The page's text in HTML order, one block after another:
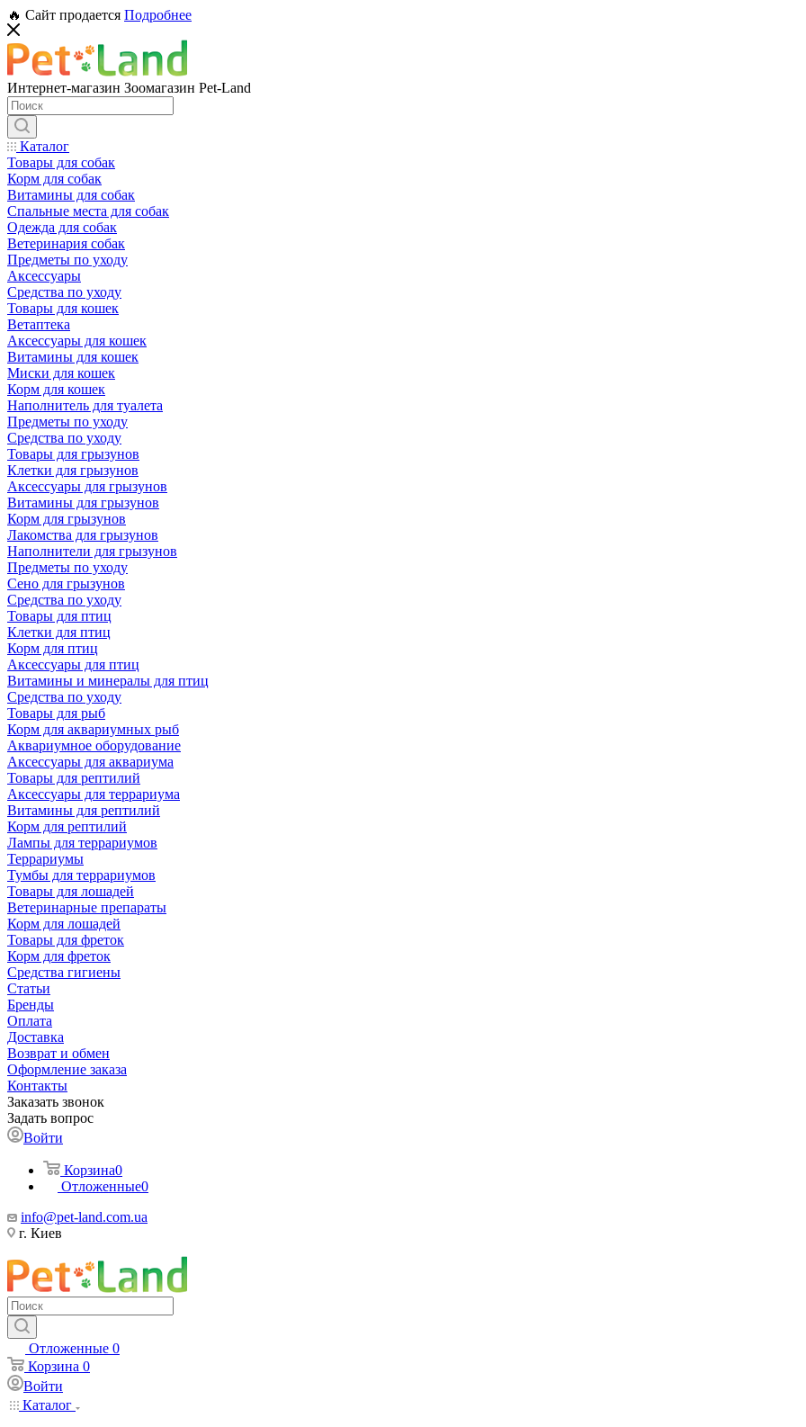
🔥 Сайт продается Подробнее
Интернет-магазин Зоомагазин Pet-Land
Каталог
Товары для собак
Корм для собак
Витамины для собак
Спальные места для собак
Одежда для собак
Ветеринария собак
Предметы по уходу
Аксессуары
Средства по уходу
Товары для кошек
Ветаптека
Аксессуары для кошек
Витамины для кошек
Миски для кошек
Корм для кошек
Наполнитель для туалета
Предметы по уходу
Средства по уходу
Товары для грызунов
Клетки для грызунов
Аксессуары для грызунов
Витамины для грызунов
Корм для грызунов
Лакомства для грызунов
Наполнители для грызунов
Предметы по уходу
Сено для грызунов
Средства по уходу
Товары для птиц
Клетки для птиц
Корм для птиц
Аксессуары для птиц
Витамины и минералы для птиц
Средства по уходу
Товары для рыб
Корм для аквариумных рыб
Аквариумное оборудование
Аксессуары для аквариума
Товары для рептилий
Аксессуары для террариума
Витамины для рептилий
Корм для рептилий
Лампы для террариумов
Террариумы
Тумбы для террариумов
Товары для лошадей
Ветеринарные препараты
Корм для лошадей
Товары для фреток
Корм для фреток
Средства гигиены
Статьи
Бренды
Оплата
Доставка
Возврат и обмен
Оформление заказа
Контакты
Заказать звонок
Задать вопрос
Войти
Корзина0
Отложенные0
info@pet-land.com.ua
г. Киев
Отложенные 0
Корзина 0
Войти
Каталог